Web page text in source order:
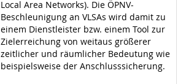
Local Area Networks). Die ÖPNV-
Beschleunigung an VLSAs wird damit zu
einem Dienstleister bzw. einem Tool zur
Zielerreichung von weitaus größerer
zeitlicher und räumlicher Bedeutung wie
beispielsweise der Anschlusssicherung.